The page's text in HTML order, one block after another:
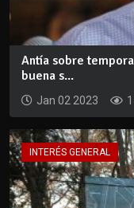
Antía sobre
buena s...
Jan 02 2023
INTERÉS GENERAL